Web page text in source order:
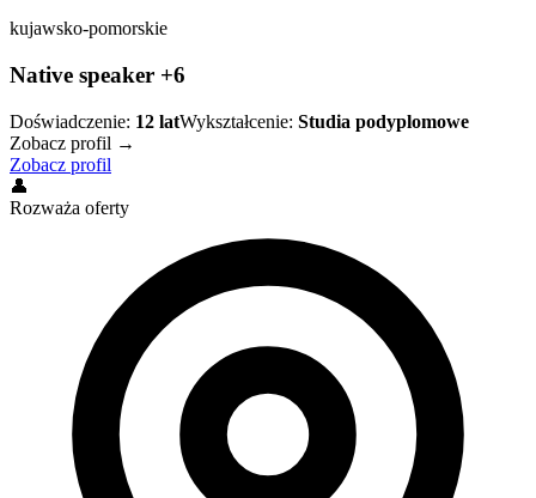
kujawsko-pomorskie
Native speaker +6
Doświadczenie: 12 latWykształcenie: Studia podyplomowe
Zobacz profil →
Zobacz profil
👤
Rozważa oferty